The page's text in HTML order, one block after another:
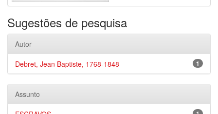
Sugestões de pesquisa
Autor
1
Debret, Jean Baptiste, 1768-1848
Assunto